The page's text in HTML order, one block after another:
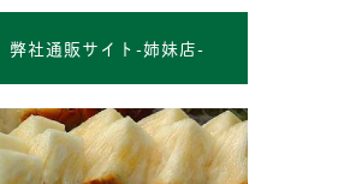
弊社通販サイト-姉妹店-